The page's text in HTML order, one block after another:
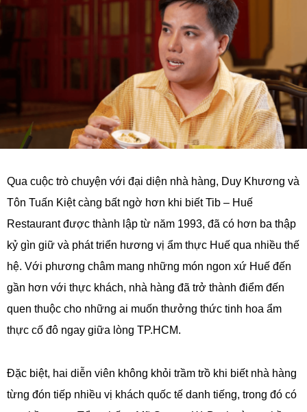
Qua cuộc trò chuyện với đại diện nhà hàng, Duy Khương và
Tôn Tuấn Kiệt càng bất ngờ hơn khi biết Tib – Huế
Restaurant được thành lập từ năm 1993, đã có hơn ba thập
kỷ gìn giữ và phát triển hương vị ẩm thực Huế qua nhiều thế
hệ. Với phương châm mang những món ngon xứ Huế đến
gần hơn với thực khách, nhà hàng đã trở thành điểm đến
quen thuộc cho những ai muốn thưởng thức tinh hoa ẩm
thực cố đô ngay giữa lòng TP.HCM.
Đặc biệt, hai diễn viên không khỏi trầm trồ khi biết nhà hàng
từng đón tiếp nhiều vị khách quốc tế danh tiếng, trong đó có